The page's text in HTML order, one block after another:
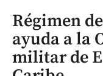
Régimen
ayuda a la
militar de